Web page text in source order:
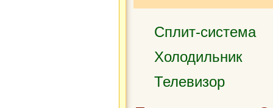
Сплит-система
Холодильник
Телевизор